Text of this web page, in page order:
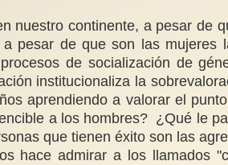
nuestro continente, a pesar de
pesar de que son las mujeres
de socialización de
institucionaliza la
aprendiendo a valorar el
a los hombres? ¿Qué le
que tienen éxito son las
hace admirar a los llamados